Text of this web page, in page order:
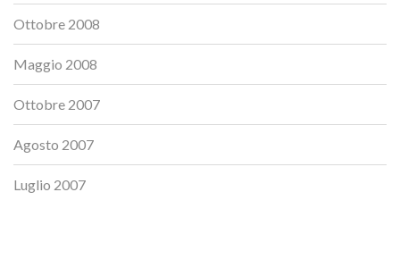
Ottobre 2008
Maggio 2008
Ottobre 2007
Agosto 2007
Luglio 2007